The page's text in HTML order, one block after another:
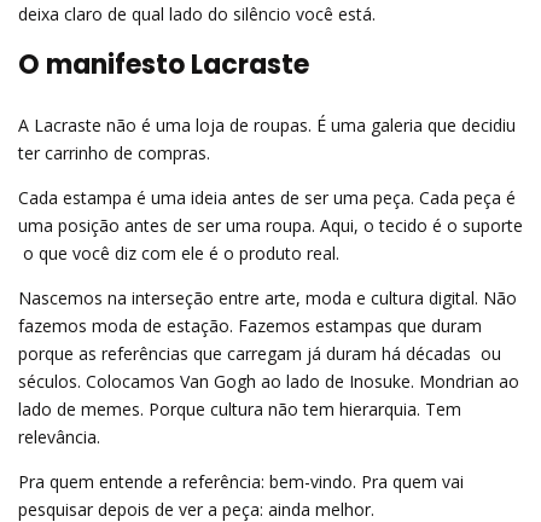
deixa claro de qual lado do silêncio você está.
O manifesto Lacraste
A Lacraste não é uma loja de roupas. É uma galeria que decidiu
ter carrinho de compras.
Cada estampa é uma ideia antes de ser uma peça. Cada peça é
uma posição antes de ser uma roupa. Aqui, o tecido é o suporte
 o que você diz com ele é o produto real.
Nascemos na interseção entre arte, moda e cultura digital. Não
fazemos moda de estação. Fazemos estampas que duram
porque as referências que carregam já duram há décadas  ou
séculos. Colocamos Van Gogh ao lado de Inosuke. Mondrian ao
lado de memes. Porque cultura não tem hierarquia. Tem
relevância.
Pra quem entende a referência: bem-vindo. Pra quem vai
pesquisar depois de ver a peça: ainda melhor.